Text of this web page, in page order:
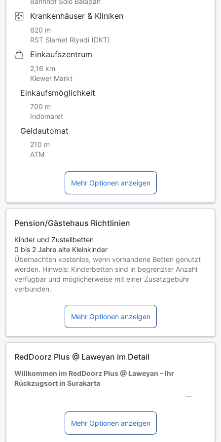
Krankenhäuser & Kliniken
620 m
RST Slamet Riyadi (DKT)
Einkaufszentrum
2,16 km
Klewer Markt
Einkaufsmöglichkeit
700 m
Indomaret
Geldautomat
210 m
ATM
Mehr Optionen anzeigen
Pension/Gästehaus Richtlinien
Kinder und Zustellbetten
0 bis 2 Jahre alte Kleinkinder
Übernachten kostenlos, wenn vorhandene Betten genutzt
werden. Hinweis: Kinderbetten sind in begrenzter Anzahl
verfügbar und möglicherweise mit einer Zusatzgebühr
verbunden.
Übernachtung gratis, wenn das Kind ein vorhandenes Bett
Gäste ab 13 Jahren gelten als Erwachsene
Die Verfügbarkeit von Zustellbetten hängt von der
bitte der jeweiligen Zimmerbelegung.
Buchungsbestimmungen gelten und zusätzliche Gebühren
anfallen.
Mehr Optionen anzeigen
RedDoorz Plus @ Laweyan im Detail
Willkommen im RedDoorz Plus @ Laweyan – Ihr
Rückzugsort in Surakarta
Hotel im Herzen von Surakarta, Indonesien, bietet Ihnen
eine perfekte Mischung aus Komfort und Erschwinglichkeit.
Mit 40 geschmackvoll eingerichteten Zimmern ist dieses
Mehr Optionen anzeigen